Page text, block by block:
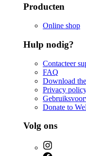
Producten
Online shop
Hulp nodig?
Contacteer
FAQ
Download
Privacy
Donate to
Volg ons